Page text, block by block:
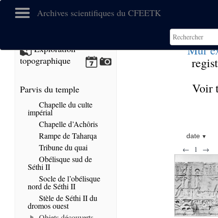
Archives scientifiques du CFEETK
Mur
Voir
date
← 1 →
Exploration
topographique
Parvis du temple
Chapelle du culte
impérial
Chapelle d’Achôris
Rampe de Taharqa
Tribune du quai
Obélisque sud de
Séthi II
Socle de l’obélisque
nord de Séthi II
Stèle de Séthi II du
dromos ouest